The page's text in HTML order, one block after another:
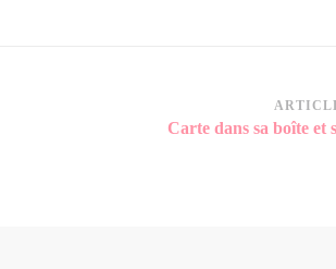
Carte dans sa boîte et